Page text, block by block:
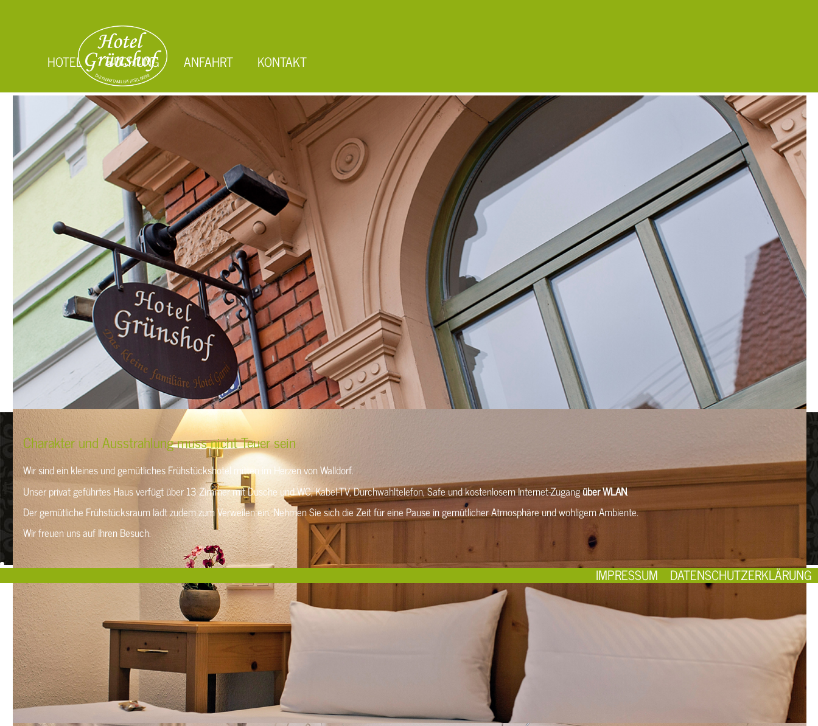
HOTEL BUCHUNG ANFAHRT KONTAKT
Charakter und Ausstrahlung muss nicht Teuer sein
Wir sind ein kleines und gemütliches Frühstückshotel mitten im Herzen von Walldorf.
Unser privat geführtes Haus verfügt über 13 Zimmer mit Dusche und WC, Kabel-TV, Durchwahltelefon, Safe und kostenlosem Internet-Zugangüber WLAN.
Der gemütliche Frühstücksraum lädt zudem zum Verweilen ein. Nehmen Sie sich die Zeit für eine Pause in gemütlicher Atmosphäre und wohligem Ambiente.
Wir freuen uns auf Ihren Besuch.
IMPRESSUM DATENSCHUTZERKLÄRUNG